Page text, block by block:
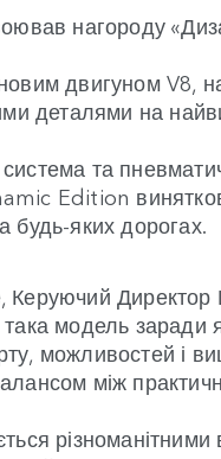
нагороду
двигуном V8,
деталями на
та
Edition
будь-яких дорогах.
модель заради
можливостей і
між